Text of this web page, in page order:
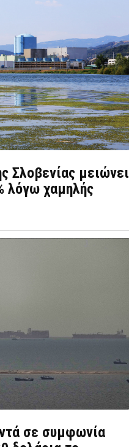
Σλοβενίας μειώνει
λόγω χαμηλής
σε συμφωνία